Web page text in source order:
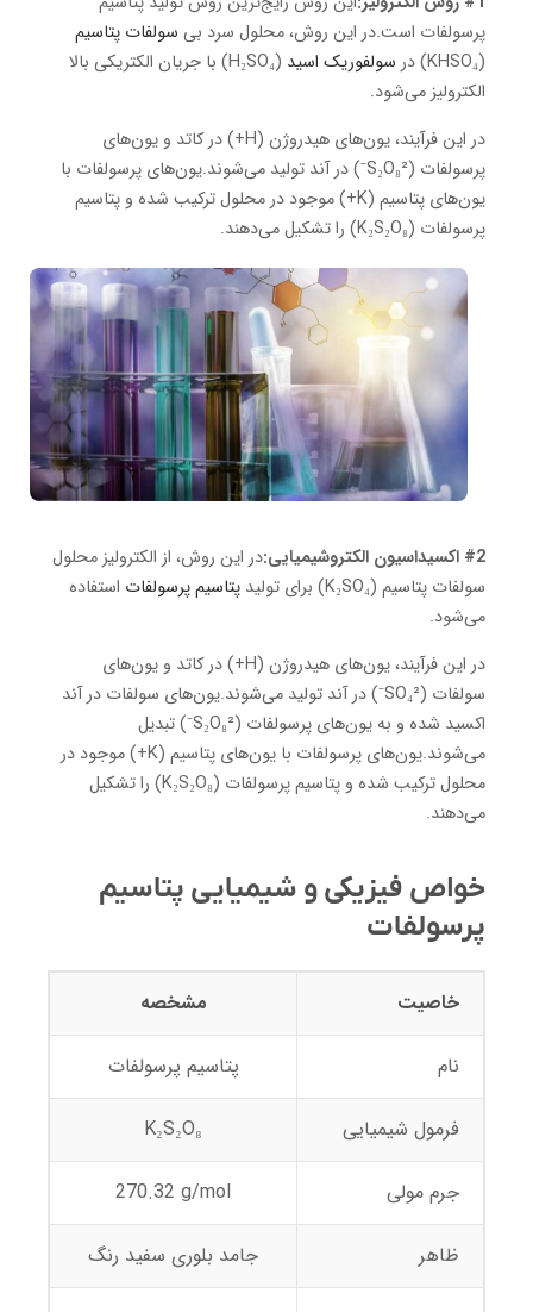
پرسولفات است.در این روش، محلول سرد بی سولفات پتاسیم
(KHSO₄) در
سولفوریک اسید
(H₂SO₄) با جریان الکتریکی بالا
الکترولیز می‌شود.
در این فرآیند، یون‌های هیدروژن (H+) در کاتد و یون‌های
پرسولفات (S₂O₈²⁻) در آند تولید می‌شوند.یون‌های پرسولفات با
یون‌های پتاسیم (K+) موجود در محلول ترکیب شده و پتاسیم
پرسولفات (K₂S₂O₈) را تشکیل می‌دهند.
#2 اکسیداسیون الکتروشیمیایی:
در این روش، از الکترولیز محلول
سولفات پتاسیم (K₂SO₄) برای تولید
پتاسیم پرسولفات استفاده
می‌شود.
در این فرآیند، یون‌های هیدروژن (H+) در کاتد و یون‌های
سولفات (SO₄²⁻) در آند تولید می‌شوند.یون‌های سولفات در آند
اکسید شده و به یون‌های پرسولفات (S₂O₈²⁻) تبدیل
می‌شوند.یون‌های پرسولفات با یون‌های پتاسیم (K+) موجود در
محلول ترکیب شده و پتاسیم پرسولفات (K₂S₂O₈) را تشکیل
می‌دهند.
خواص فیزیکی و شیمیایی پتاسیم
پرسولفات
خاصیت مشخصه
نام پتاسیم پرسولفات
فرمول شیمیایی K₂S₂O₈
جرم مولی 270.32 g/mol
ظاهر جامد بلوری سفید رنگ